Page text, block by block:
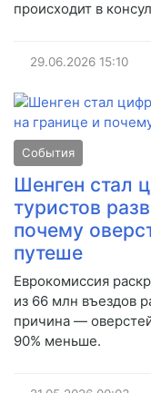
происходит в консул
29.06.2026 15:10
События
Шенген стал
туристов
почему
путеше
Еврокомиссия
из 66 млн въездов
причина —
90% меньше.